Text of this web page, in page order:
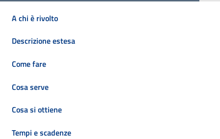
A chi è rivolto
Descrizione estesa
Come fare
Cosa serve
Cosa si ottiene
Tempi e scadenze